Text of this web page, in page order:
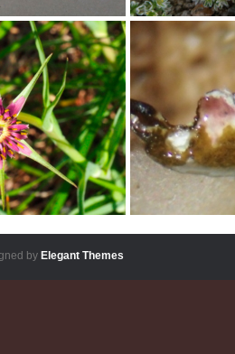
; Renoncule des marais,
de cerfeuil ; Session Haut-
Marcoussel ; ©Photo
Scleranthus perennis ;
Session Haut-
©Photo Gérard Rivet
2018, Graissessac ;
by Elegant Themes